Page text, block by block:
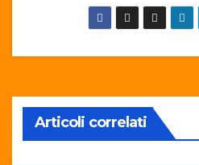
Articoli correlati